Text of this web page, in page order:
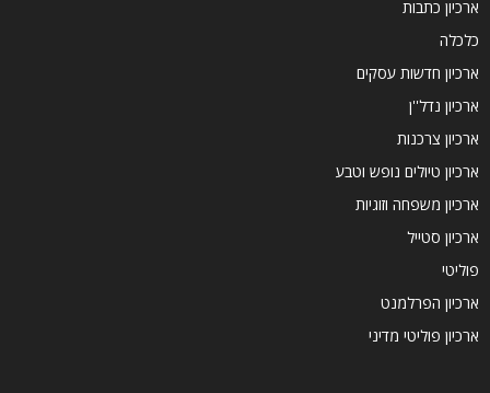
ארכיון כתבות
כלכלה
ארכיון חדשות עסקים
ארכיון נדל''ן
ארכיון צרכנות
ארכיון טיולים נופש וטבע
ארכיון משפחה וזוגיות
ארכיון סטייל
פוליטי
ארכיון הפרלמנט
ארכיון פוליטי מדיני